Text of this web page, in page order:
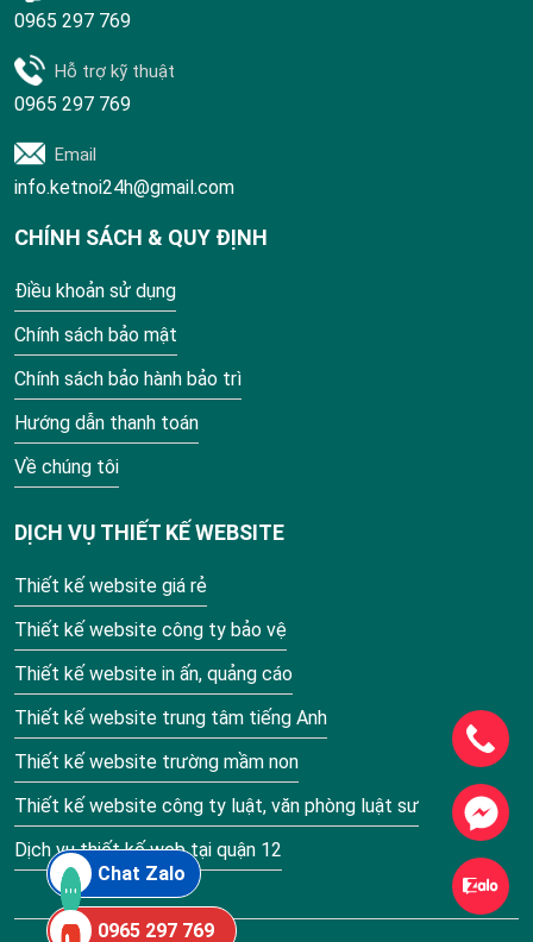
0965 297 769
Hỗ trợ kỹ thuật
0965 297 769
Email
info.ketnoi24h@gmail.com
CHÍNH SÁCH & QUY ĐỊNH
Điều khoản sử dụng
Chính sách bảo mật
Chính sách bảo hành bảo trì
Hướng dẫn thanh toán
Về chúng tôi
DỊCH VỤ THIẾT KẾ WEBSITE
Thiết kế website giá rẻ
Thiết kế website công ty bảo vệ
Thiết kế website in ấn, quảng cáo
Thiết kế website trung tâm tiếng Anh
Thiết kế website trường mầm non
Thiết kế website công ty luật, văn phòng luật sư
Dịch vụ thiết kế web tại quận 12
Chat Zalo
0965 297 769